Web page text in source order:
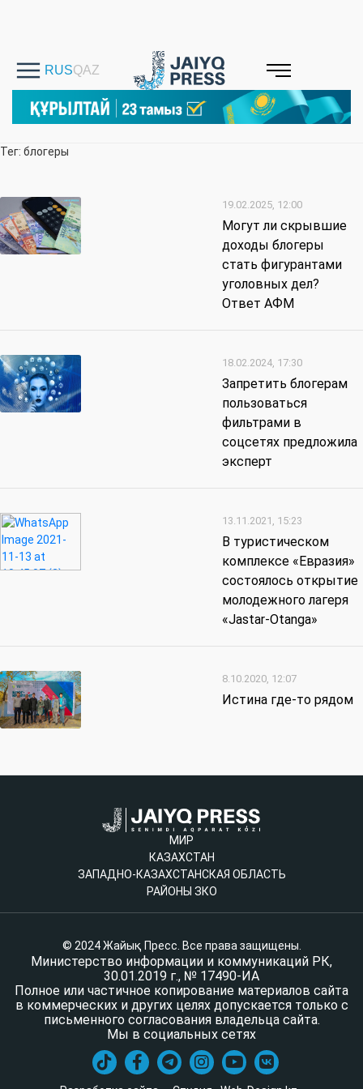
Тег: блогеры
19.02.2025, 12:00
Могут ли скрывшие
доходы блогеры
стать фигурантами
уголовных дел?
Ответ АФМ
18.02.2024, 17:30
Запретить блогерам
пользоваться
фильтрами в
соцсетях предложила
эксперт
13.11.2021, 15:23
В туристическом
комплексе «Евразия»
состоялось открытие
молодежного лагеря
«Jastar-Otanga»
8.10.2020, 12:07
Истина где-то рядом
МИР
КАЗАХСТАН
ЗАПАДНО-КАЗАХСТАНСКАЯ ОБЛАСТЬ
РАЙОНЫ ЗКО
© 2024 Жайық Пресс. Все права защищены.
Министерство информации и коммуникаций РК,
30.01.2019 г., № 17490-ИА
Полное или частичное копирование материалов сайта
в коммерческих и других целях допускается только с
письменного согласования владельца сайта.
Мы в социальных сетях